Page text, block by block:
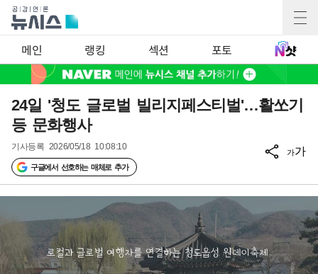
메인 랭킹 섹션 포토
24일 '청도 글로벌 빌리지페스티벌'…활쏘기
등 문화행사
기사등록 2026/05/18 10:08:10
구글에서 선호하는 매체로 추가
가가